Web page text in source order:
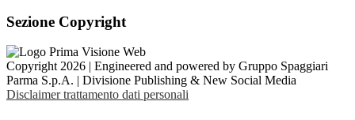
Sezione Copyright
Copyright 2026 | Engineered and powered by Gruppo Spaggiari
Parma S.p.A. | Divisione Publishing & New Social Media
Disclaimer trattamento dati personali